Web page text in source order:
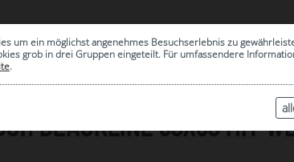
um ein möglichst angenehmes Besuchserlebnis zu
grob in drei Gruppen eingeteilt. Für umfassendere
.
BLACKLINE 50X50 MIT